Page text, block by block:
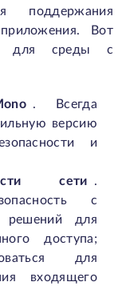
поддержания
Вот
для среды с
. Всегда
версию
и
сети
.
с
решений для
доступа;
для
входящего